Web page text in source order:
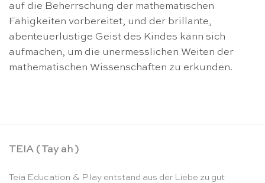
auf die Beherrschung der mathematischen
Fähigkeiten vorbereitet, und der brillante,
abenteuerlustige Geist des Kindes kann sich
aufmachen, um die unermesslichen Weiten der
mathematischen Wissenschaften zu erkunden.
TEIA ( Tay ah )
Teia Education & Play entstand aus der Liebe zu gut